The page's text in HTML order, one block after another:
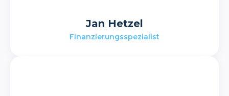
Jan Hetzel
Finanzierungsspezialist